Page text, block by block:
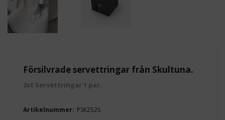
Försilvrade servettringar från Skultuna.
2st Servettringar 1 par.
Artikelnummer: PSK252S